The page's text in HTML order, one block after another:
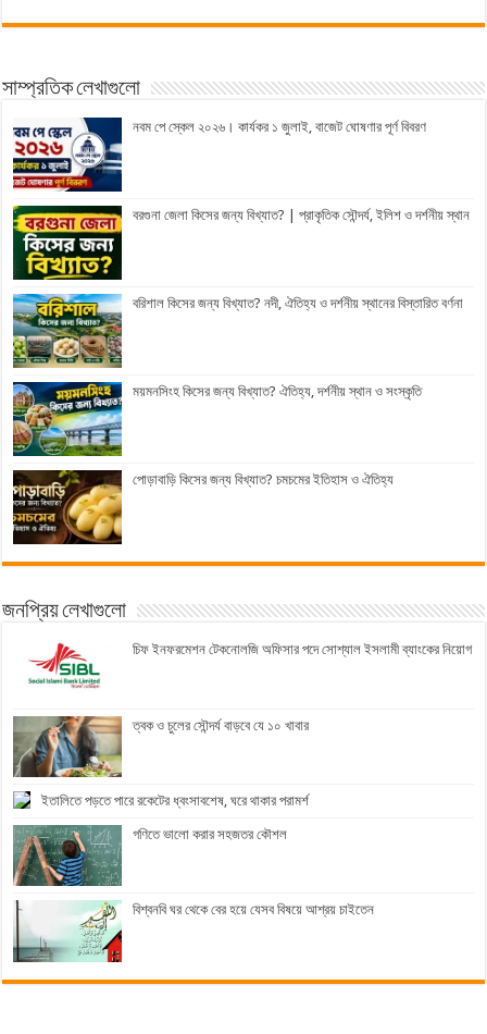
সাম্প্রতিক লেখাগুলো
নবম পে স্কেল ২০২৬। কার্যকর ১ জুলাই, বাজেট ঘোষণার পূর্ণ বিবরণ
বরগুনা জেলা কিসের জন্য বিখ্যাত? | প্রাকৃতিক সৌন্দর্য, ইলিশ ও দর্শনীয় স্থান
বরিশাল কিসের জন্য বিখ্যাত? নদী, ঐতিহ্য ও দর্শনীয় স্থানের বিস্তারিত বর্ণনা
ময়মনসিংহ কিসের জন্য বিখ্যাত? ঐতিহ্য, দর্শনীয় স্থান ও সংস্কৃতি
পোড়াবাড়ি কিসের জন্য বিখ্যাত? চমচমের ইতিহাস ও ঐতিহ্য
জনপ্রিয় লেখাগুলো
চিফ ইনফরমেশন টেকনোলজি অফিসার পদে সোশ্যাল ইসলামী ব্যাংকের নিয়োগ
ত্বক ও চুলের সৌন্দর্য বাড়বে যে ১০ খাবার
ইতালিতে পড়তে পারে রকেটের ধ্বংসাবশেষ, ঘরে থাকার পরামর্শ
গণিতে ভালো করার সহজতর কৌশল
বিশ্বনবি ঘর থেকে বের হয়ে যেসব বিষয়ে আশ্রয় চাইতেন